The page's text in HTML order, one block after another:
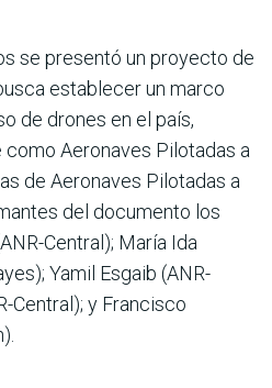
se presentó un proyecto de
establecer un marco
de dro­nes en el país,
Aeronaves Pilotadas a
de Aeronaves Pilo­tadas a
del docu­mento los
Central); María Ida
Yamil Esgaib (ANR-
Central); y Francisco